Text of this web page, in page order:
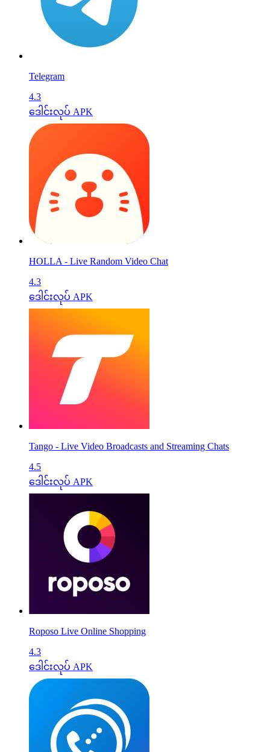
Telegram
4.3
ဒေါင်းလုပ် APK
HOLLA - Live Random Video Chat
4.3
ဒေါင်းလုပ် APK
Tango - Live Video Broadcasts and Streaming Chats
4.5
ဒေါင်းလုပ် APK
Roposo Live Online Shopping
4.3
ဒေါင်းလုပ် APK